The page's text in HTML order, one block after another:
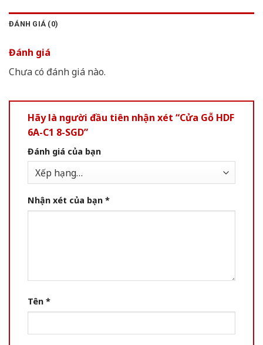
ĐÁNH GIÁ (0)
Đánh giá
Chưa có đánh giá nào.
Hãy là người đầu tiên nhận xét “Cửa Gỗ HDF
6A-C1 8-SGD”
Đánh giá của bạn
Nhận xét của bạn *
Tên *